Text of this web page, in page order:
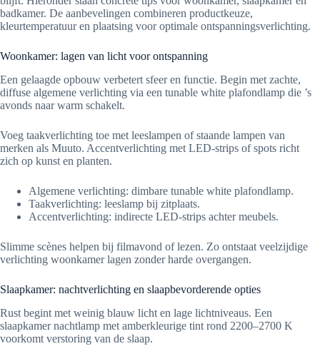
badkamer. De aanbevelingen combineren productkeuze,
kleurtemperatuur en plaatsing voor optimale ontspanningsverlichting.
Woonkamer: lagen van licht voor ontspanning
Een gelaagde opbouw verbetert sfeer en functie. Begin met zachte,
diffuse algemene verlichting via een tunable white plafondlamp die ’s
avonds naar warm schakelt.
Voeg taakverlichting toe met leeslampen of staande lampen van
merken als Muuto. Accentverlichting met LED-strips of spots richt
zich op kunst en planten.
Algemene verlichting: dimbare tunable white plafondlamp.
Taakverlichting: leeslamp bij zitplaats.
Accentverlichting: indirecte LED-strips achter meubels.
Slimme scènes helpen bij filmavond of lezen. Zo ontstaat veelzijdige
verlichting woonkamer lagen zonder harde overgangen.
Slaapkamer: nachtverlichting en slaapbevorderende opties
Rust begint met weinig blauw licht en lage lichtniveaus. Een
slaapkamer nachtlamp met amberkleurige tint rond 2200–2700 K
voorkomt verstoring van de slaap.